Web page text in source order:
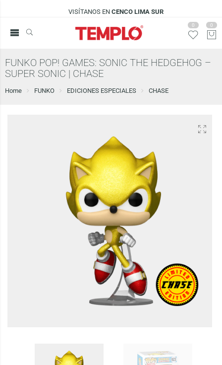
VISÍTANOS ENCENCO LIMA SUR
0 0
FUNKO POP! GAMES: SONIC THE HEDGEHOG –
SUPER SONIC | CHASE
Home FUNKO EDICIONES ESPECIALES CHASE